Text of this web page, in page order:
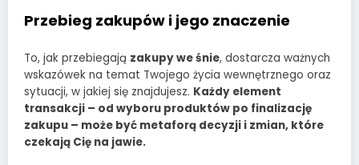
Przebieg zakupów i jego znaczenie
To, jak przebiegają zakupy we śnie, dostarcza ważnych
wskazówek na temat Twojego życia wewnętrznego oraz
sytuacji, w jakiej się znajdujesz. Każdy element
transakcji – od wyboru produktów po finalizację
zakupu – może być metaforą decyzji i zmian, które
czekają Cię na jawie.